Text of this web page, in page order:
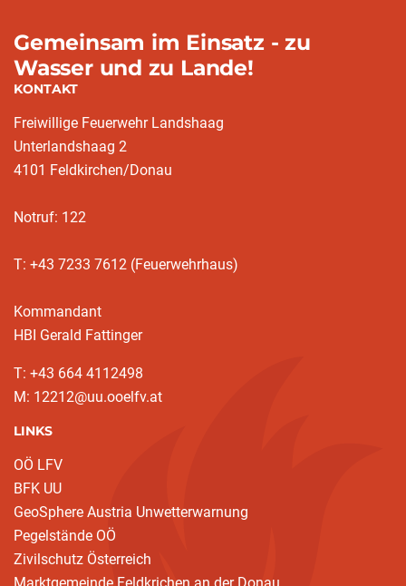
Gemeinsam im Einsatz - zu
Wasser und zu Lande!
KONTAKT
Freiwillige Feuerwehr Landshaag
Unterlandshaag 2
4101 Feldkirchen/Donau
Notruf: 122
T: +43 7233 7612 (Feuerwehrhaus)
Kommandant
HBI Gerald Fattinger
T: +43 664 4112498
M: 12212@uu.ooelfv.at
LINKS
OÖ LFV
BFK UU
GeoSphere Austria Unwetterwarnung
Pegelstände OÖ
Zivilschutz Österreich